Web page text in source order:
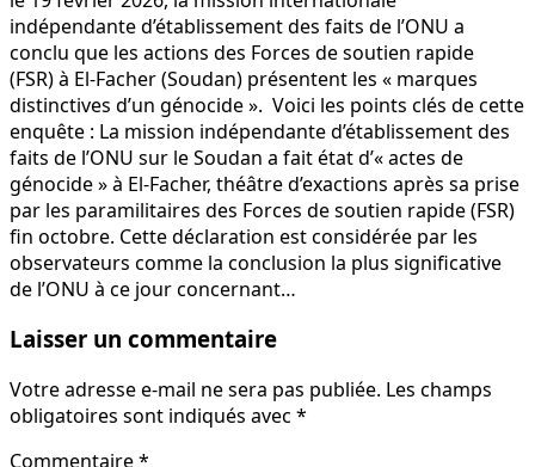
indépendante d’établissement des faits de l’ONU a
conclu que les actions des Forces de soutien rapide
(FSR) à El-Facher (Soudan) présentent les « marques
distinctives d’un génocide ». Voici les points clés de cette
enquête : La mission indépendante d’établissement des
faits de l’ONU sur le Soudan a fait état d’« actes de
génocide » à El-Facher, théâtre d’exactions après sa prise
par les paramilitaires des Forces de soutien rapide (FSR)
fin octobre. Cette déclaration est considérée par les
observateurs comme la conclusion la plus significative
de l’ONU à ce jour concernant…
Laisser un commentaire
Votre adresse e-mail ne sera pas publiée. Les champs
obligatoires sont indiqués avec *
Commentaire*